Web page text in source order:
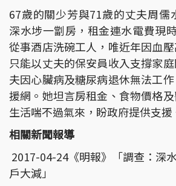
67歲的關少芳與71歲的丈夫周儒
深水埗一劏房，租金連水電費現
從事酒店洗碗工人，唯近年因血
只能以丈夫的保安員收入支撐家
夫因心臟病及糖尿病退休無法工
援網。她坦言房租金、食物價格
生活喘不過氣來，盼政府提供支援
相關新聞報導
2017-04-24《明報》「調查：深
戶大減」